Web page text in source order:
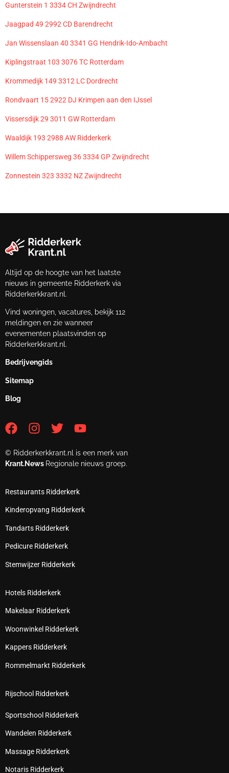
Gunterstein 1 3334 CH Zwijndrecht
Jaagpad 49 2992 CD Barendrecht
Jan Wissenslaan 40 3341 GG Hendrik-Ido-Ambacht
Kiplingstraat 103 3076 TC Rotterdam
Krommedijk 149 3312 LC Dordrecht
Rondvaart 15 2922 DJ Krimpen aan den IJssel
Vissersdijk 29 3011 GW Rotterdam
Waaldijk 193 2988 AW Ridderkerk
Willem Schippersweg 36 3334 GP Zwijndrecht
Zonnestein 323 3332 NZ Zwijndrecht
Altijd op de hoogte van het laatste
nieuws in gemeente Ridderkerk via
Ridderkerkkrant.nl.
Vind woningen, vacatures, bekijk 112
meldingen en zie wanneer
evenementen plaatsvinden op
Ridderkerkkrant.nl.
Bedrijvengids
Sitemap
Blog
© Ridderkerkkrant.nl is een merk van
Krant.News Regionale nieuws groep.
Restaurants Ridderkerk
Kinderopvang Ridderkerk
Tandarts Ridderkerk
Pedicure Ridderkerk
Stemwijzer Ridderkerk
Hotels Ridderkerk
Makelaar Ridderkerk
Woonwinkel Ridderkerk
Kappers Ridderkerk
Rommelmarkt Ridderkerk
Rijschool Ridderkerk
Sportschool Ridderkerk
Wandelen Ridderkerk
Massage Ridderkerk
Notaris Ridderkerk